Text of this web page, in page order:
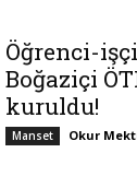
Öğrenci-
Boğaziçi
kuruldu!
Manset Okur